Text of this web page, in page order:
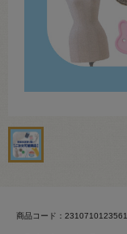
商品コード：2310710123561